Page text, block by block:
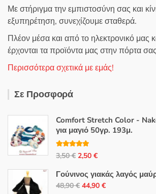
Με στήριγμα την εμπιστοσύνη σας και
εξυπηρέτηση, συνεχίζουμε σταθερά.
Πλέον μέσα και από το ηλεκτρονικό μας
έρχονται τα προϊόντα μας στην πόρτα
Περισσότερα σχετικά με εμάς!
Σε Προσφορά
Comfort Stretch Color -
για μαγιό 50γρ. 193μ.
Βαθμολογή
θηκε με 5.00
3,50€ Original
was:
3,50 €.
2,50 €Η
τιμή
είναι:
Γούνινος γιακάς λαγός
48,90€ Original
44,90 €Η